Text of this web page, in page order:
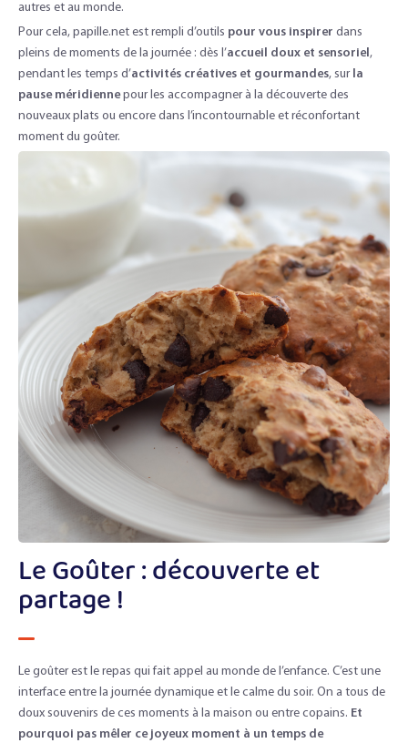
autres et au monde.
Pour cela, papille.net est rempli d’outils pour vous inspirer dans
pleins de moments de la journée : dès l’accueil doux et sensoriel,
pendant les temps d’activités créatives et gourmandes, surla
pause méridiennepour les accompagner à la découverte des
nouveaux plats ou encore dans l’incontournable et réconfortant
moment du goûter.
Le Goûter : découverte et
partage !
Le goûter est le repas qui fait appel au monde de l’enfance. C’est une
interface entre la journée dynamique et le calme du soir. On a tous de
doux souvenirs de ces moments à la maison ou entre copains. Et
pourquoi pas mêler ce joyeux moment à un temps de